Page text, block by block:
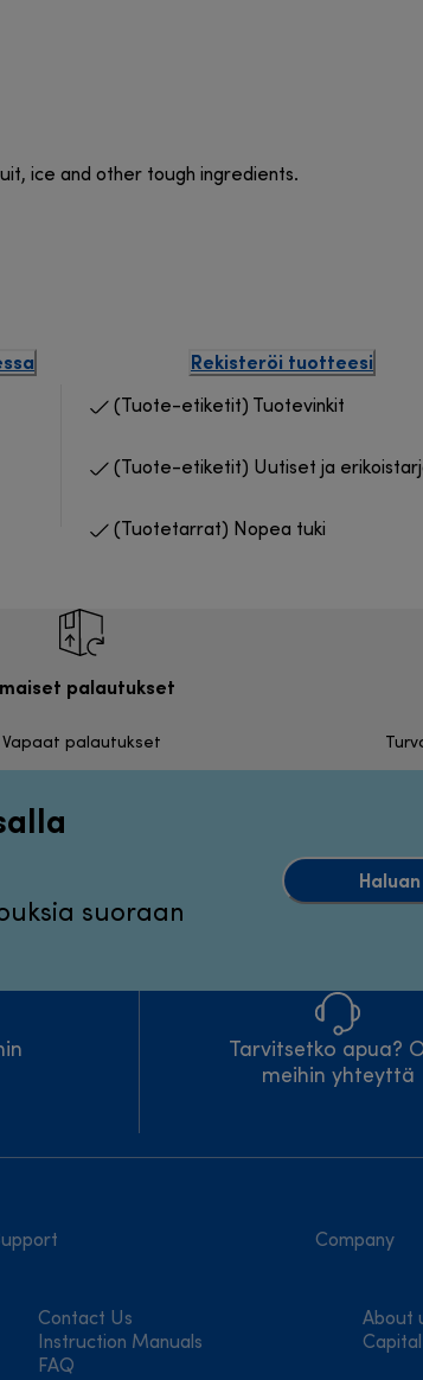
ice and other tough ingredients.​
Rekisteröi tuotteesi
(Tuote-etiketit) Tuotevinkit
(Tuote-etiketit) Uutiset ja
(Tuotetarrat) Nopea tuki
palautukset
Vapaat palautukset
suoraan
Tarvitsetko apua?
meihin yhteyttä
Contact Us
Instruction Manuals
FAQ
Company
About